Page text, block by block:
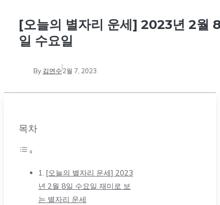
[오늘의 별자리 운세] 2023년 2월
일 수요일
By 김연수2월 7, 2023
목차
[오늘의 별자리 운세] 2023
년 2월 8일 수요일 재미로 보
는 별자리 운세